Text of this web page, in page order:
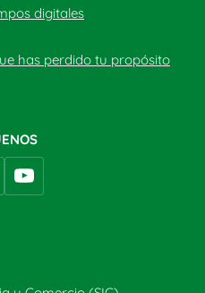
digitales
has perdido tu propósito